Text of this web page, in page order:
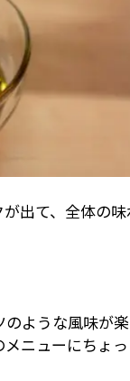
出て、全体の
ような風味が楽
ニューにちょっ